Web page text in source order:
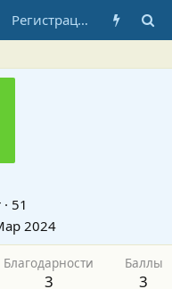
Регистрация
· 51
2024
Благодарности
3
Баллы
3